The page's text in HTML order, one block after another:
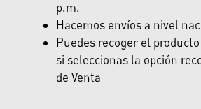
p.m.
Hacemos envíos a nivel
Puedes recoger el
si seleccionas la opción
de Venta